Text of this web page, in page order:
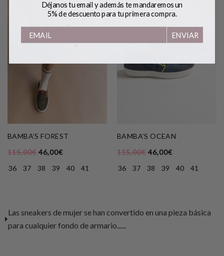
BAMBA’S FOREST
115,00€ 46,00€
36
37 38 39 40 41
BAMBA’S OCEAN
115,00€ 46,00€
36
37 38 39 40 41
Las sneakers de mujer se han convertido en una pieza básica
para cualquier fondo de armario......
Déjanos tu email y además te mandaremos un
5% de descuento para tu primera compra.
ENVIAR